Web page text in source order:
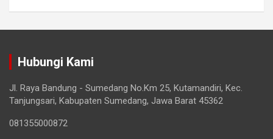
Hubungi Kami
Jl. Raya Bandung - Sumedang No.Km 25, Kutamandiri, Kec.
Tanjungsari, Kabupaten Sumedang, Jawa Barat 45362
081355000872